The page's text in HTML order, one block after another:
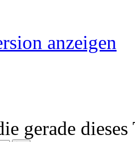
anzeigen
gerade